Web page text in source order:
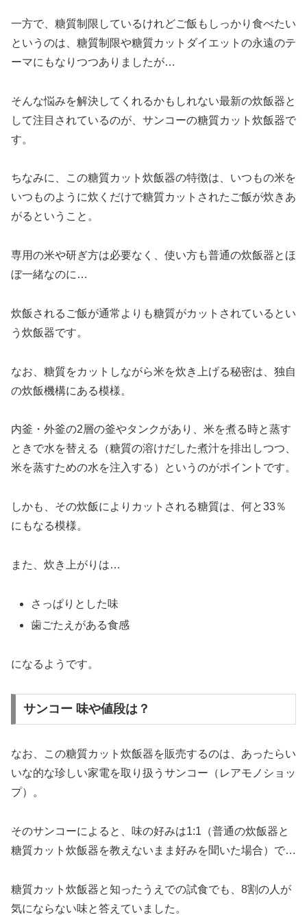
一方で、糖質制限しているけれどご飯もしっかり食べたい
というのは、糖質制限や糖質カットダイエットの永遠のテ
ーマにもなりつつありましたが…
そんな悩みを解決してくれるかもしれない最新の炊飯器と
して注目されているのが、サンコーの糖質カット炊飯器で
す。
ちなみに、この糖質カット炊飯器の特徴は、いつもの米を
いつものように炊くだけで糖質カットされたご飯が炊きあ
がるということ。
専用の米や研ぎ方は必要なく、使い方も普通の炊飯器とほ
ぼ一緒なのに…
炊飯されるご飯が通常よりも糖質がカットされているとい
う炊飯器です。
なお、糖質をカットしながら米を炊き上げる秘密は、独自
の炊飯機構にある模様。
内釜・外釜の2層の釜やタンクがあり、米を煮る時と蒸す
ときで水を替える（糖質の溶けだした煮汁を排出しつつ、
米を蒸すための水を注入する）というのがポイントです。
しかも、その炊飯によりカットされる糖質は、何と33％
にもなる模様。
また、炊き上がりは…
さっぱりとした味
歯ごたえがある食感
になるようです。
サンコー 味や値段は？
なお、この糖質カット炊飯器を販売するのは、あったらい
いな的な珍しい家電を取り扱うサンコー（レアモノショッ
プ）。
そのサンコーによると、味の好みは1:1（普通の炊飯器と
糖質カット炊飯器を教えないまま好みを聞いた場合）で…
糖質カット炊飯器と知ったうえでの試食でも、8割の人が
気にならない味と答えていました。